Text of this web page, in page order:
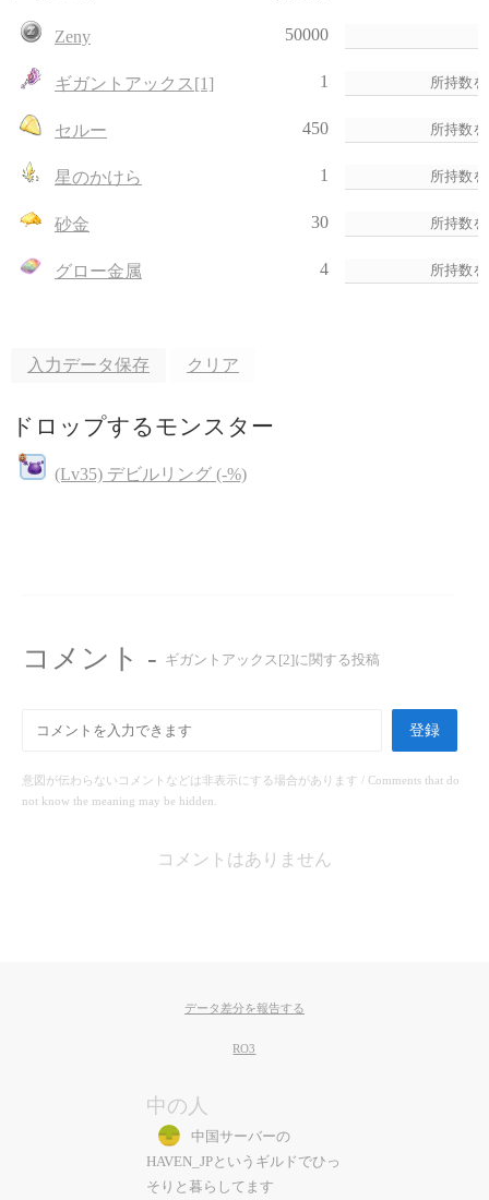
Zeny 50000
ギガントアックス[1] 1
セルー 450
星のかけら 1
砂金 30
グロー金属 4
入力データ保存 クリア
ドロップするモンスター
(Lv35) デビルリング (-%)
コメント - ギガントアックス[2]に関する投稿
登録
意図が伝わらないコメントなどは非表示にする場合があります / Comments that do
not know the meaning may be hidden.
コメントはありません
データ差分を報告する
RO3
中の人
中国サーバーの
HAVEN_JPというギルドでひっ
そりと暮らしてます